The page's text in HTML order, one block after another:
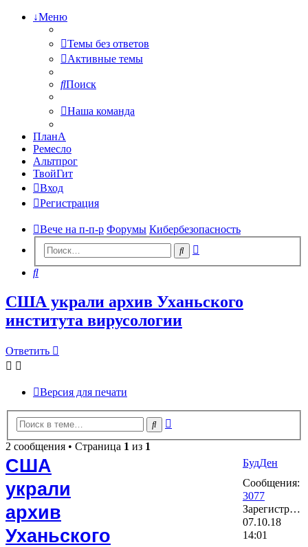
↓Меню
Темы без ответов
Активные темы
Поиск
Наша команда
ПланА
Ремесло
Альтпрог
ТвойГит
Вход
Регистрация
Вече на п-п-р Форумы Кибербезопасность
Поиск
Поиск
США украли архив Уханьского
института вирусологии
Ответить
Версия для печати
Поиск
2 сообщения • Страница 1 из 1
БудДен
Сообщения:
3077
Зарегистрирован:
07.10.18
14:01
США
украли
архив
Уханьского